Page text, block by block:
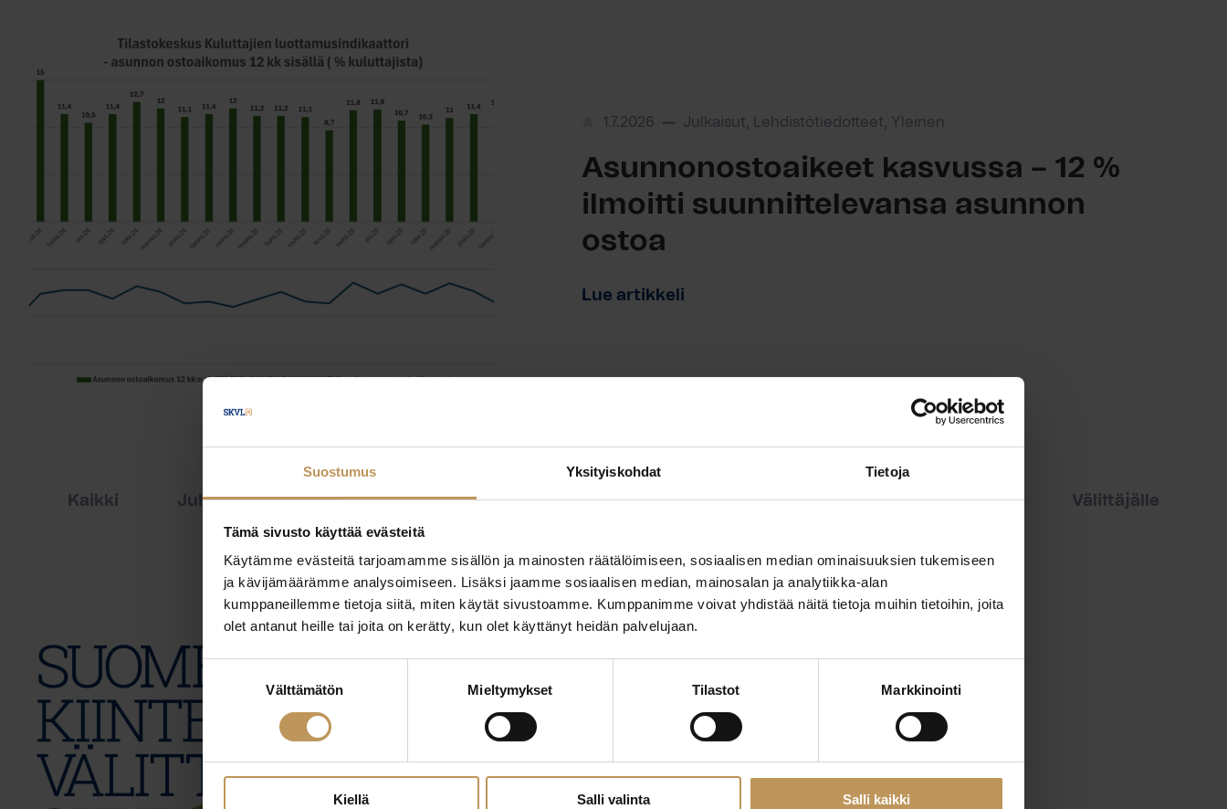
Suostumus Yksityiskohdat Tietoja
Tämä sivusto käyttää evästeitä
Käytämme evästeitä tarjoamamme sisällön ja mainosten räätälöimiseen, sosiaalisen median ominaisuuksien tukemiseen
ja kävijämäärämme analysoimiseen. Lisäksi jaamme sosiaalisen median, mainosalan ja analytiikka-alan
kumppaneillemme tietoja siitä, miten käytät sivustoamme. Kumppanimme voivat yhdistää näitä tietoja muihin tietoihin, joita
olet antanut heille tai joita on kerätty, kun olet käyttänyt heidän palvelujaan.
Suostumuksen
valinta
Välttämätön Mieltymykset Tilastot Markkinointi
Kiellä Salli valinta Salli kaikki
1.7.2026 Julkaisut, Lehdistötiedotteet, Yleinen
Asunnonostoaikeet kasvussa – 12 %
ilmoitti suunnittelevansa asunnon
ostoa
Lue artikkeli
Kaikki Julkaisut Lehdistötiedotteet Myyjälle Ostajalle Uutiset Vuokraajalle Välittäjälle
Yleinen